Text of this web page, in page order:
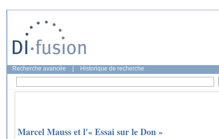
Recherche avancée Historique de recherche
Marcel Mauss et l'« Essai sur le Don »